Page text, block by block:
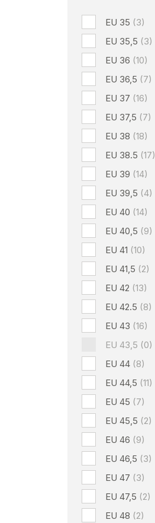
EU 35 (3)
EU 35,5 (3)
EU 36 (10)
EU 36,5 (7)
EU 37 (16)
EU 37,5 (7)
EU 38 (18)
EU 38.5 (17)
EU 39 (14)
EU 39,5 (4)
EU 40 (14)
EU 40,5 (9)
EU 41 (10)
EU 41,5 (2)
EU 42 (13)
EU 42.5 (8)
EU 43 (16)
EU 43,5 (0)
EU 44 (8)
EU 44,5 (11)
EU 45 (7)
EU 45,5 (2)
EU 46 (9)
EU 46,5 (3)
EU 47 (3)
EU 47,5 (2)
EU 48 (2)